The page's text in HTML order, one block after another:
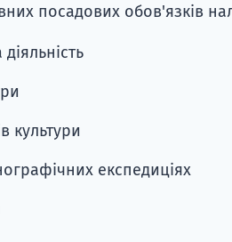
посадових обов'язків
культури
експедиціях